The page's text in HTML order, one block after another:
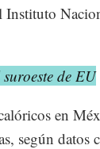
de EU
en
según datos